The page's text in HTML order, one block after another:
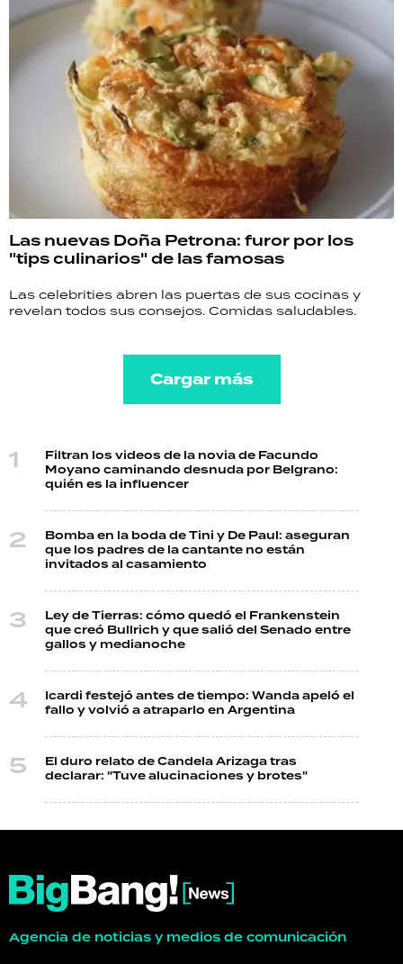
Las nuevas Doña Petrona: furor por los
"tips culinarios" de las famosas
Las celebrities abren las puertas de sus cocinas y
revelan todos sus consejos. Comidas saludables.
Cargar más
Filtran los videos de la novia de Facundo
Moyano caminando desnuda por Belgrano:
quién es la influencer
Bomba en la boda de Tini y De Paul: aseguran
que los padres de la cantante no están
invitados al casamiento
Ley de Tierras: cómo quedó el Frankenstein
que creó Bullrich y que salió del Senado entre
gallos y medianoche
Icardi festejó antes de tiempo: Wanda apeló el
fallo y volvió a atraparlo en Argentina
El duro relato de Candela Arizaga tras
declarar: "Tuve alucinaciones y brotes"
Agencia de noticias y medios de comunicación